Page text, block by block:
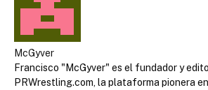
McGyver
Francisco "McGyver" es el fundador y
PRWrestling.com, la plataforma pionera